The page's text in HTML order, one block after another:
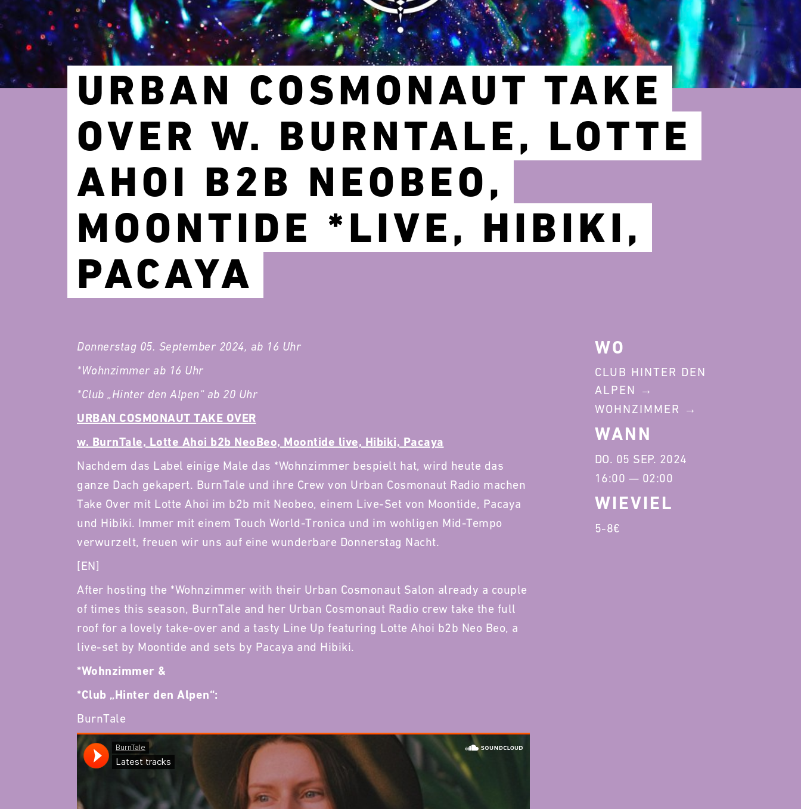
URBAN COSMONAUT TAKE
OVER W. BURNTALE, LOTTE
AHOI B2B NEOBEO,
MOONTIDE *LIVE, HIBIKI,
PACAYA
Donnerstag 05. September 2024, ab 16 Uhr
*Wohnzimmer ab 16 Uhr
*Club „Hinter den Alpen“ ab 20 Uhr
URBAN COSMONAUT TAKE OVER
w. BurnTale, Lotte Ahoi b2b NeoBeo, Moontide live, Hibiki, Pacaya
Nachdem das Label einige Male das *Wohnzimmer bespielt hat, wird heute das
ganze Dach gekapert. BurnTale und ihre Crew von Urban Cosmonaut Radio machen
Take Over mit Lotte Ahoi im b2b mit Neobeo, einem Live-Set von Moontide, Pacaya
und Hibiki. Immer mit einem Touch World-Tronica und im wohligen Mid-Tempo
verwurzelt, freuen wir uns auf eine wunderbare Donnerstag Nacht.
[EN]
After hosting the *Wohnzimmer with their Urban Cosmonaut Salon already a couple
of times this season, BurnTale and her Urban Cosmonaut Radio crew take the full
roof for a lovely take-over and a tasty Line Up featuring Lotte Ahoi b2b Neo Beo, a
live-set by Moontide and sets by Pacaya and Hibiki.
*Wohnzimmer &
*Club „Hinter den Alpen“:
BurnTale
WO
CLUB HINTER DEN
ALPEN
WOHNZIMMER
WANN
DO. 05 SEP. 2024
16:00 — 02:00
WIEVIEL
5-8€